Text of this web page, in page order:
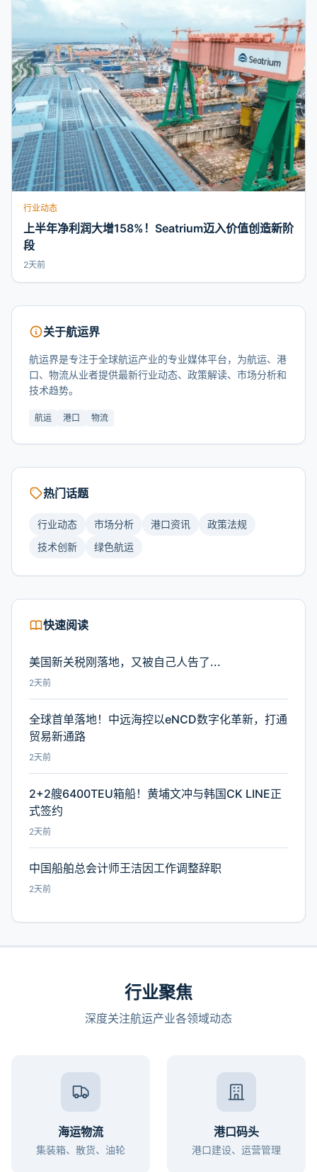
行业动态
上半年净利润大增158%！Seatrium迈入价值创造新阶
段
2天前
关于航运界
航运界是专注于全球航运产业的专业媒体平台，为航运、港
口、物流从业者提供最新行业动态、政策解读、市场分析和
技术趋势。
航运 港口 物流
热门话题
行业动态 市场分析 港口资讯
政策法规
技术创新
绿色航运
快速阅读
美国新关税刚落地，又被自己人告了...
2天前
全球首单落地！中远海控以eNCD数字化革新，打通
贸易新通路
2天前
2+2艘6400TEU箱船！黄埔文冲与韩国CK LINE正
式签约
2天前
中国船舶总会计师王洁因工作调整辞职
2天前
行业聚焦
深度关注航运产业各领域动态
海运物流
集装箱、散货、油轮
港口码头
港口建设、运营管理